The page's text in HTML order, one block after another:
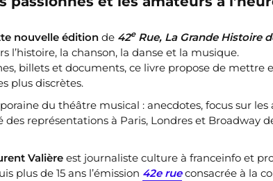
nouvelle édition de 42eRue, La Grande Histoire
la chanson, la danse et la musique.
billets et documents, ce livre propose de mettre
plus discrètes.
du théâtre musical : anecdotes, focus sur les
des représentations à Paris, Londres et Broadway
Valière est journaliste culture à franceinfo et
plus de 15 ans l’émission 42e rueconsacrée à la